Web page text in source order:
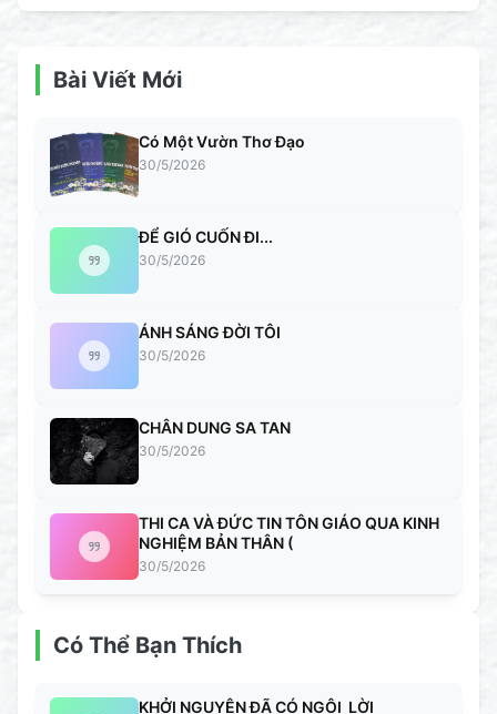
Bài Viết Mới
Có Một Vườn Thơ Đạo
30/5/2026
ĐỂ GIÓ CUỐN ĐI...
30/5/2026
ÁNH SÁNG ĐỜI TÔI
30/5/2026
CHÂN DUNG SA TAN
30/5/2026
THI CA VÀ ĐỨC TIN TÔN GIÁO QUA KINH
NGHIỆM BẢN THÂN (
30/5/2026
Có Thể Bạn Thích
KHỞI NGUYÊN ĐÃ CÓ NGÔI LỜI